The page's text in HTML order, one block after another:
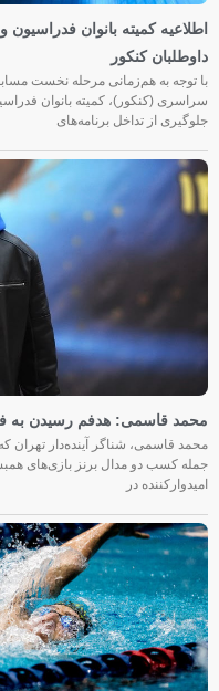
اطلاعیه کمیته بانوان
داوطلبان کنکور
با توجه به هم‌زمانی مرحله نخست
سراسری (کنکور)، کمیته بانوان
جلوگیری از تداخل برنامه‌های
محمد قاسمی: هدفم رسیدن به فینال ۴۰۰ متر بازی‌های آسیایی
محمد قاسمی، شناگر آینده‌دار تهران که
جمله کسب دو مدال برنز بازی‌های
امیدوارکننده در